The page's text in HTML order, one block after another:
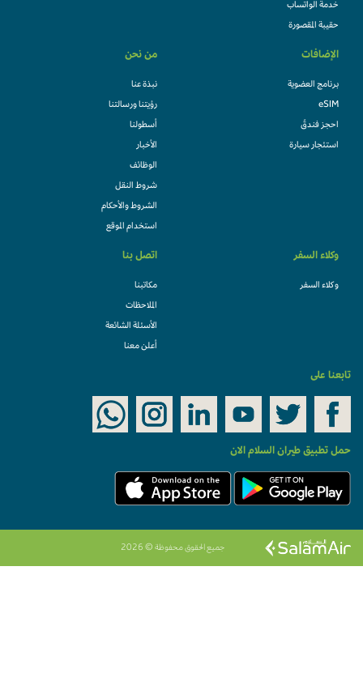
خدمة الواتساب
حقيبة المقصورة
الإضافات
برنامج العضوية
eSIM
احجز فندقً
استئجار سيارة
من نحن
نبذة عنا
رؤيتنا ورسالتنا
أسطولنا
الأخبار
الوظائف
شروط النقل
الشروط والأحكام
استخدام الموقع
وكلاء السفر
وكلاء السفر
اتصل بنا
مكاتبنا
الملاحظات
الأسئلة الشائعة
أعلن معنا
تابعنا على
حمل تطبيق طيران السلام الان
جميع الحقوق محفوظة © 2026